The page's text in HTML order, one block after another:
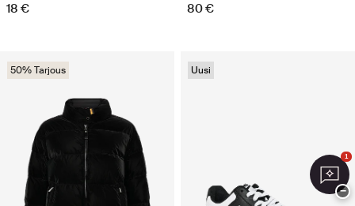
18 € 80 €
50% Tarjous Uusi
1
−